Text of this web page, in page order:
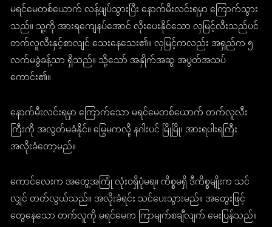
မရင်မေတစ်ယောက် လန့်ဖျပ်သွားပြီး နောက်မီးလင်းရမှာ ကြောက်သွား
သည်။ သူ့ကို အားရကျေနပ်အောင် လိုးပေးနိုင်သော လှမြင့်လီးသည်ပင်
တက်လူလီးနှင့်စာလျင် သေးနေသေး၏။ လှမြင့်ကလည်း အရှည်က ၅
လက်မခွဲခန့်သာ ရှိသည်။ သို့သော် အနှိုက်အဆွ အပွတ်အသပ်
ကောင်း၏။
နောက်မီးလင်းရမှာ ကြောက်သော မရင်မေတစ်ယောက် တက်လူလီး
ကြီးကို အလွတ်မခံနိုင်။ မြွေမကလို့ နဂါးပင် မြိုမြို၊ အားရပါးရကြီး
အလိုးခံတော့မည်။
ကောင်လေးက အတွေ့အကြုံ လုံးဝရှိပုံမရ။ ကိစ္စမရှိ ဒီကိစ္စမျိုးက သင်
လျှင် တတ်လွယ်သည်။ အလိုးခံရင်း သင်ပေးသွားမည်။ အတွေးဖြင့်
တွေနေသော တက်လူကို မရင်မေက ကြာမျက်စချီလျက် မေးပြန်သည်။